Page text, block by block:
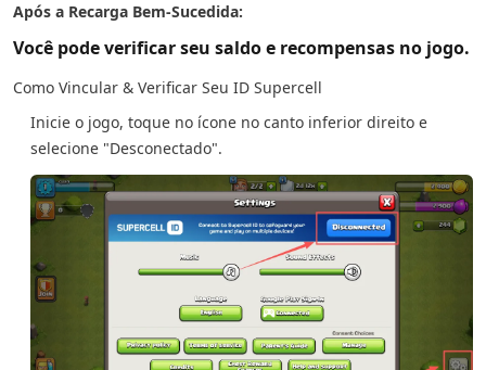
Após a Recarga Bem-Sucedida:
Você pode verificar seu saldo e recompensas no jogo.
Como Vincular & Verificar Seu ID Supercell
Inicie o jogo, toque no ícone no canto inferior direito e
selecione "Desconectado".